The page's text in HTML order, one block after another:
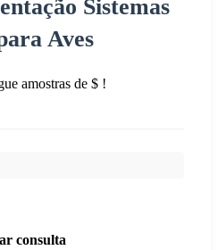
Sistemas
Aves
amostras de $ !
consulta